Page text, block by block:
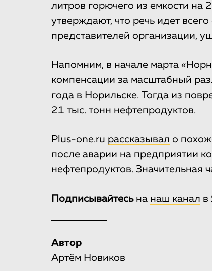
литров горючего из емкости на
утверждают, что речь идет
представителей организации,
Напомним, в начале марта
компенсации за масштабный
года в Норильске. Тогда из
21 тыс. тонн нефтепродуктов.
Plus-one.ru рассказывал о
после аварии на предприятии
нефтепродуктов. Значительная
Подписывайтесьна наш канал в
Автор
Артём Новиков